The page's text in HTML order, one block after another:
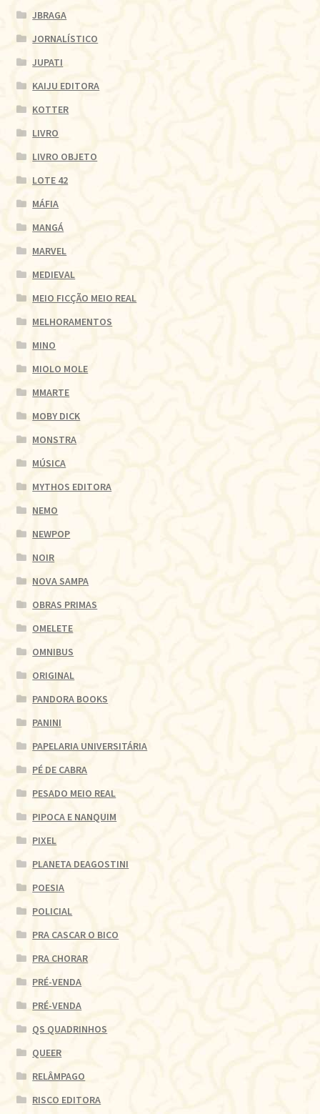
JBRAGA
JORNALÍSTICO
JUPATI
KAIJU EDITORA
KOTTER
LIVRO
LIVRO OBJETO
LOTE 42
MÁFIA
MANGÁ
MARVEL
MEDIEVAL
MEIO FICÇÃO MEIO REAL
MELHORAMENTOS
MINO
MIOLO MOLE
MMARTE
MOBY DICK
MONSTRA
MÚSICA
MYTHOS EDITORA
NEMO
NEWPOP
NOIR
NOVA SAMPA
OBRAS PRIMAS
OMELETE
OMNIBUS
ORIGINAL
PANDORA BOOKS
PANINI
PAPELARIA UNIVERSITÁRIA
PÉ DE CABRA
PESADO MEIO REAL
PIPOCA E NANQUIM
PIXEL
PLANETA DEAGOSTINI
POESIA
POLICIAL
PRA CASCAR O BICO
PRA CHORAR
PRÉ-VENDA
PRÉ-VENDA
QS QUADRINHOS
QUEER
RELÂMPAGO
RISCO EDITORA